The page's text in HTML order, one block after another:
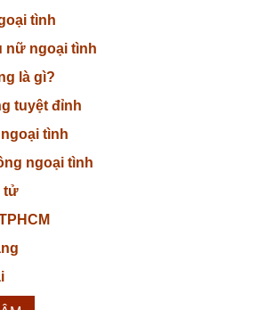
tình
nữ ngoại tình
là gì?
tuyệt đỉnh
tình
ngoại tình
tử